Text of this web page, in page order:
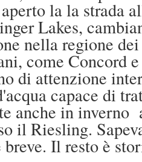
la la strada
Lakes,
nella regione
come Concord
di attenzione
capace di
anche in inverno
il Riesling.
Il resto è